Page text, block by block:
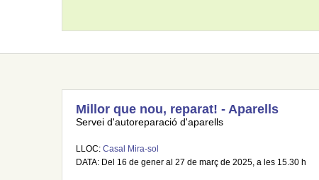
Millor que nou, reparat! - Aparells
Servei d'autoreparació d'aparells
LLOC: Casal Mira-sol
DATA: Del 16 de gener al 27 de març de 2025, a les 15.30 h